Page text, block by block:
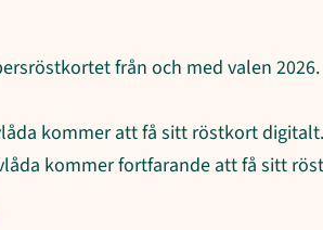
från och med valen 2026.
kommer att få sitt röstkort digitalt.
kommer fortfarande att få sitt